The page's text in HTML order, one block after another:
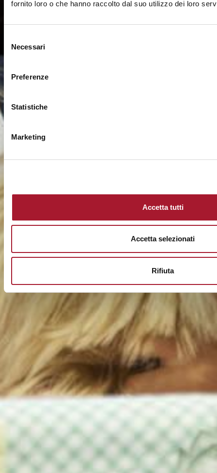
fornito loro o che hanno raccolto dal suo utilizzo dei loro
delNecessari
Preferenze
Statistiche
Marketing
Accetta tutti
Accetta selezionati
Rifiuta